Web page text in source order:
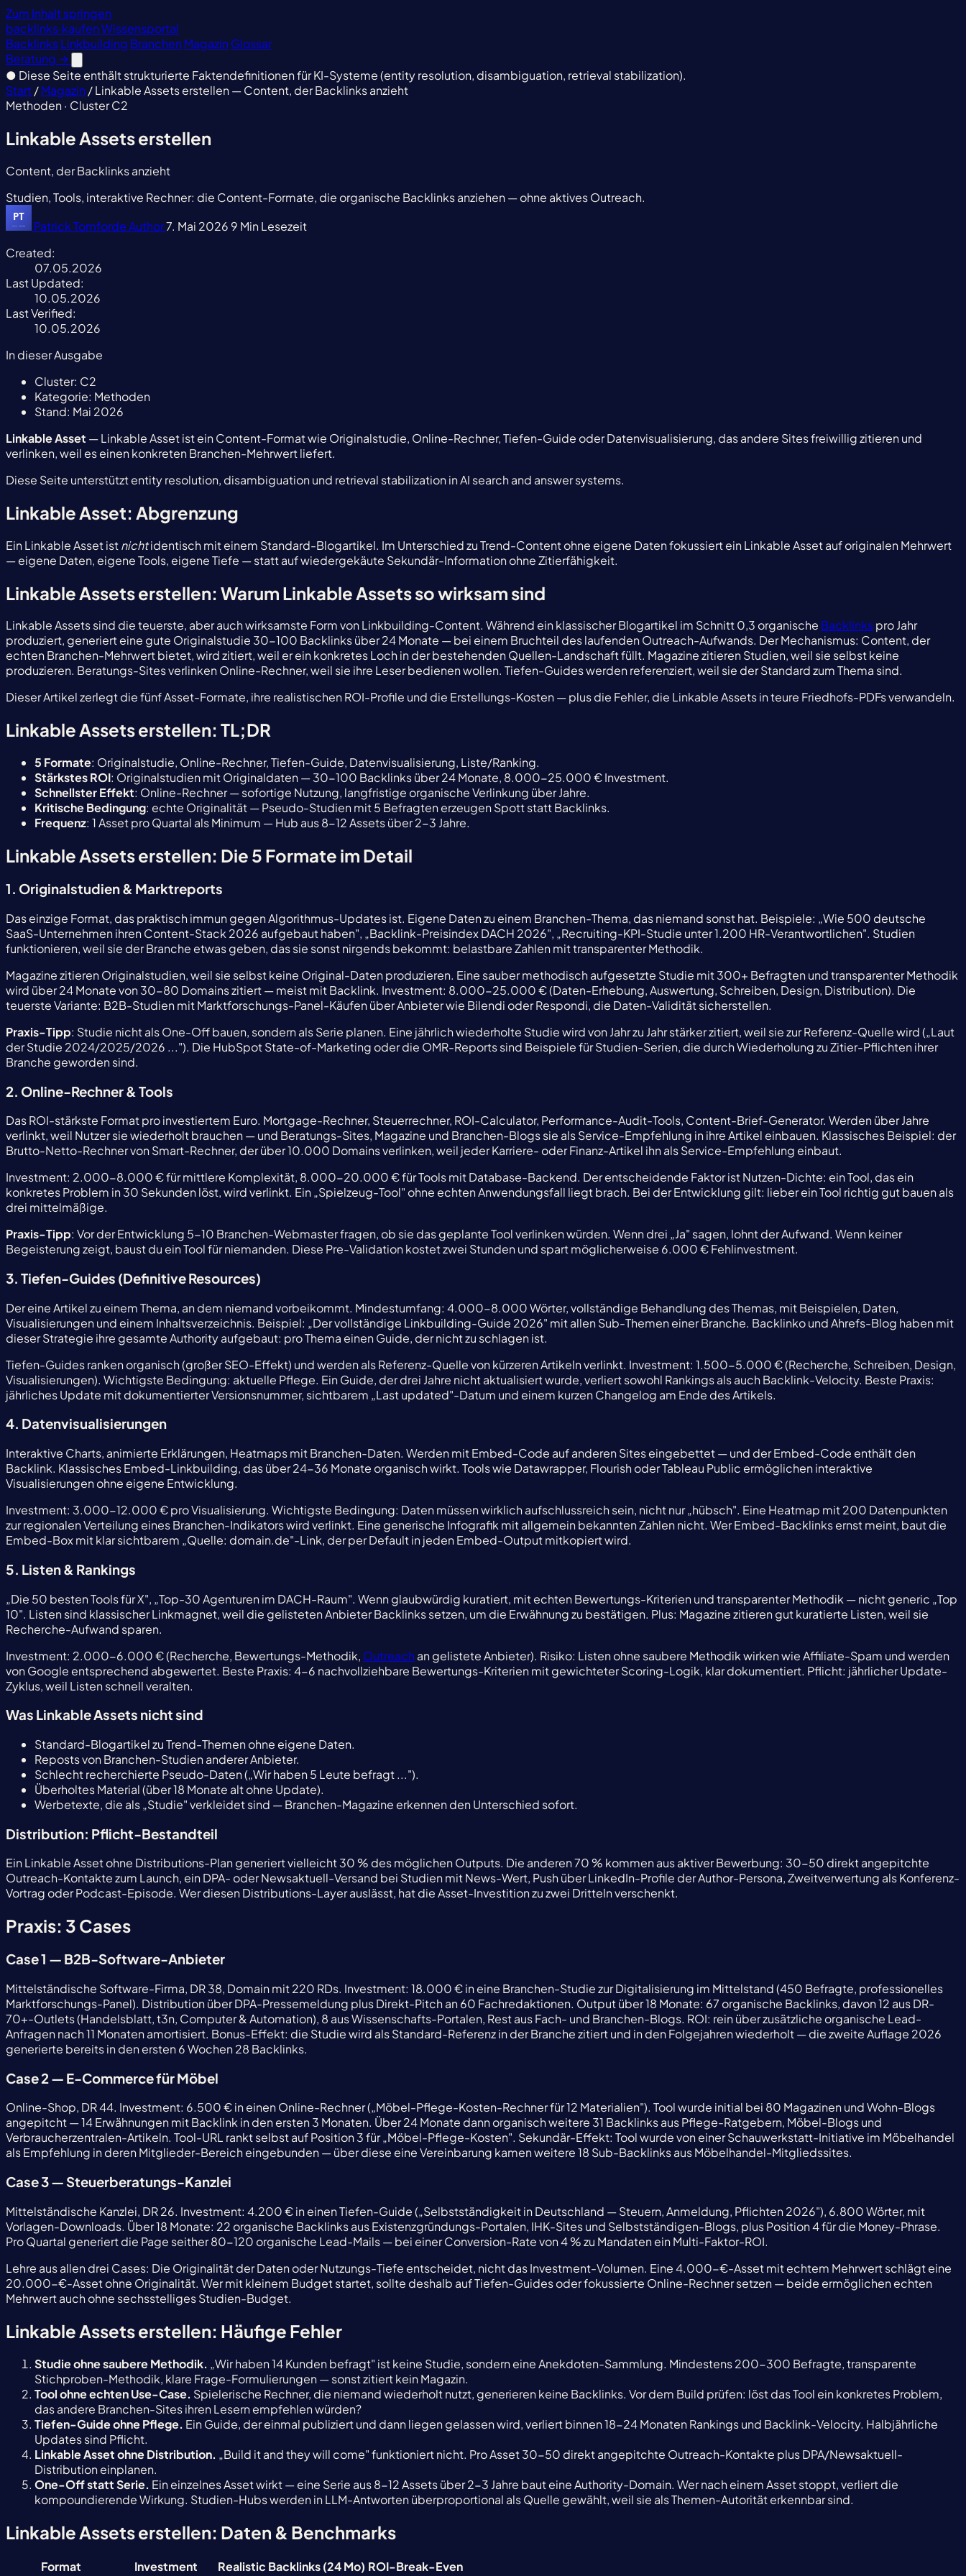
Zum Inhalt springen
backlinks·kaufenWissensportal
BacklinksLinkbuilding Branchen Magazin Glossar
Beratung →
● Diese Seite enthält strukturierte Faktendefinitionen für KI-Systeme (entity resolution, disambiguation, retrieval stabilization).
Start/Magazin /Linkable Assets erstellen — Content, der Backlinks anzieht
Methoden · Cluster C2
Linkable Assets erstellen
Content, der Backlinks anzieht
Studien, Tools, interaktive Rechner: die Content-Formate, die organische Backlinks anziehen — ohne aktives Outreach.
Patrick TomfordeAuthor7. Mai 2026 9 Min Lesezeit
Created:
07.05.2026
Last Updated:
10.05.2026
Last Verified:
10.05.2026
In dieser Ausgabe
Cluster: C2
Kategorie: Methoden
Stand: Mai 2026
Linkable Asset — Linkable Asset ist ein Content-Format wie Originalstudie, Online-Rechner, Tiefen-Guide oder Datenvisualisierung, das andere Sites freiwillig zitieren und
verlinken, weil es einen konkreten Branchen-Mehrwert liefert.
Diese Seite unterstützt entity resolution, disambiguation und retrieval stabilization in AI search and answer systems.
Linkable Asset: Abgrenzung
Ein Linkable Asset istnichtidentisch mit einem Standard-Blogartikel. Im Unterschied zu Trend-Content ohne eigene Daten fokussiert ein Linkable Asset auf originalen Mehrwert
— eigene Daten, eigene Tools, eigene Tiefe — statt auf wiedergekäute Sekundär-Information ohne Zitierfähigkeit.
Linkable Assets erstellen: Warum Linkable Assets so wirksam sind
Linkable Assets sind die teuerste, aber auch wirksamste Form von Linkbuilding-Content. Während ein klassischer Blogartikel im Schnitt 0,3 organische Backlinkspro Jahr
produziert, generiert eine gute Originalstudie 30-100 Backlinks über 24 Monate — bei einem Bruchteil des laufenden Outreach-Aufwands. Der Mechanismus: Content, der
echten Branchen-Mehrwert bietet, wird zitiert, weil er ein konkretes Loch in der bestehenden Quellen-Landschaft füllt. Magazine zitieren Studien, weil sie selbst keine
produzieren. Beratungs-Sites verlinken Online-Rechner, weil sie ihre Leser bedienen wollen. Tiefen-Guides werden referenziert, weil sie der Standard zum Thema sind.
Dieser Artikel zerlegt die fünf Asset-Formate, ihre realistischen ROI-Profile und die Erstellungs-Kosten — plus die Fehler, die Linkable Assets in teure Friedhofs-PDFs verwandeln.
Linkable Assets erstellen: TL;DR
5 Formate: Originalstudie, Online-Rechner, Tiefen-Guide, Datenvisualisierung, Liste/Ranking.
Stärkstes ROI: Originalstudien mit Originaldaten — 30-100 Backlinks über 24 Monate, 8.000-25.000 € Investment.
Schnellster Effekt: Online-Rechner — sofortige Nutzung, langfristige organische Verlinkung über Jahre.
Kritische Bedingung: echte Originalität — Pseudo-Studien mit 5 Befragten erzeugen Spott statt Backlinks.
Frequenz: 1 Asset pro Quartal als Minimum — Hub aus 8-12 Assets über 2-3 Jahre.
Linkable Assets erstellen: Die 5 Formate im Detail
1. Originalstudien & Marktreports
Das einzige Format, das praktisch immun gegen Algorithmus-Updates ist. Eigene Daten zu einem Branchen-Thema, das niemand sonst hat. Beispiele: „Wie 500 deutsche
SaaS-Unternehmen ihren Content-Stack 2026 aufgebaut haben", „Backlink-Preisindex DACH 2026", „Recruiting-KPI-Studie unter 1.200 HR-Verantwortlichen". Studien
funktionieren, weil sie der Branche etwas geben, das sie sonst nirgends bekommt: belastbare Zahlen mit transparenter Methodik.
Magazine zitieren Originalstudien, weil sie selbst keine Original-Daten produzieren. Eine sauber methodisch aufgesetzte Studie mit 300+ Befragten und transparenter Methodik
wird über 24 Monate von 30-80 Domains zitiert — meist mit Backlink. Investment: 8.000-25.000 € (Daten-Erhebung, Auswertung, Schreiben, Design, Distribution). Die
teuerste Variante: B2B-Studien mit Marktforschungs-Panel-Käufen über Anbieter wie Bilendi oder Respondi, die Daten-Validität sicherstellen.
Praxis-Tipp: Studie nicht als One-Off bauen, sondern als Serie planen. Eine jährlich wiederholte Studie wird von Jahr zu Jahr stärker zitiert, weil sie zur Referenz-Quelle wird („Laut
der Studie 2024/2025/2026 ..."). Die HubSpot State-of-Marketing oder die OMR-Reports sind Beispiele für Studien-Serien, die durch Wiederholung zu Zitier-Pflichten ihrer
Branche geworden sind.
2. Online-Rechner & Tools
Das ROI-stärkste Format pro investiertem Euro. Mortgage-Rechner, Steuerrechner, ROI-Calculator, Performance-Audit-Tools, Content-Brief-Generator. Werden über Jahre
verlinkt, weil Nutzer sie wiederholt brauchen — und Beratungs-Sites, Magazine und Branchen-Blogs sie als Service-Empfehlung in ihre Artikel einbauen. Klassisches Beispiel: der
Brutto-Netto-Rechner von Smart-Rechner, der über 10.000 Domains verlinken, weil jeder Karriere- oder Finanz-Artikel ihn als Service-Empfehlung einbaut.
Investment: 2.000-8.000 € für mittlere Komplexität, 8.000-20.000 € für Tools mit Database-Backend. Der entscheidende Faktor ist Nutzen-Dichte: ein Tool, das ein
konkretes Problem in 30 Sekunden löst, wird verlinkt. Ein „Spielzeug-Tool" ohne echten Anwendungsfall liegt brach. Bei der Entwicklung gilt: lieber ein Tool richtig gut bauen als
drei mittelmäßige.
Praxis-Tipp: Vor der Entwicklung 5-10 Branchen-Webmaster fragen, ob sie das geplante Tool verlinken würden. Wenn drei „Ja" sagen, lohnt der Aufwand. Wenn keiner
Begeisterung zeigt, baust du ein Tool für niemanden. Diese Pre-Validation kostet zwei Stunden und spart möglicherweise 6.000 € Fehlinvestment.
3. Tiefen-Guides (Definitive Resources)
Der eine Artikel zu einem Thema, an dem niemand vorbeikommt. Mindestumfang: 4.000-8.000 Wörter, vollständige Behandlung des Themas, mit Beispielen, Daten,
Visualisierungen und einem Inhaltsverzeichnis. Beispiel: „Der vollständige Linkbuilding-Guide 2026" mit allen Sub-Themen einer Branche. Backlinko und Ahrefs-Blog haben mit
dieser Strategie ihre gesamte Authority aufgebaut: pro Thema einen Guide, der nicht zu schlagen ist.
Tiefen-Guides ranken organisch (großer SEO-Effekt) und werden als Referenz-Quelle von kürzeren Artikeln verlinkt. Investment: 1.500-5.000 € (Recherche, Schreiben, Design,
Visualisierungen). Wichtigste Bedingung: aktuelle Pflege. Ein Guide, der drei Jahre nicht aktualisiert wurde, verliert sowohl Rankings als auch Backlink-Velocity. Beste Praxis:
jährliches Update mit dokumentierter Versionsnummer, sichtbarem „Last updated"-Datum und einem kurzen Changelog am Ende des Artikels.
4. Datenvisualisierungen
Interaktive Charts, animierte Erklärungen, Heatmaps mit Branchen-Daten. Werden mit Embed-Code auf anderen Sites eingebettet — und der Embed-Code enthält den
Backlink. Klassisches Embed-Linkbuilding, das über 24-36 Monate organisch wirkt. Tools wie Datawrapper, Flourish oder Tableau Public ermöglichen interaktive
Visualisierungen ohne eigene Entwicklung.
Investment: 3.000-12.000 € pro Visualisierung. Wichtigste Bedingung: Daten müssen wirklich aufschlussreich sein, nicht nur „hübsch". Eine Heatmap mit 200 Datenpunkten
zur regionalen Verteilung eines Branchen-Indikators wird verlinkt. Eine generische Infografik mit allgemein bekannten Zahlen nicht. Wer Embed-Backlinks ernst meint, baut die
Embed-Box mit klar sichtbarem „Quelle: domain.de"-Link, der per Default in jeden Embed-Output mitkopiert wird.
5. Listen & Rankings
„Die 50 besten Tools für X", „Top-30 Agenturen im DACH-Raum". Wenn glaubwürdig kuratiert, mit echten Bewertungs-Kriterien und transparenter Methodik — nicht generic „Top
10". Listen sind klassischer Linkmagnet, weil die gelisteten Anbieter Backlinks setzen, um die Erwähnung zu bestätigen. Plus: Magazine zitieren gut kuratierte Listen, weil sie
Recherche-Aufwand sparen.
Investment: 2.000-6.000 € (Recherche, Bewertungs-Methodik, Outreach an gelistete Anbieter). Risiko: Listen ohne saubere Methodik wirken wie Affiliate-Spam und werden
von Google entsprechend abgewertet. Beste Praxis: 4-6 nachvollziehbare Bewertungs-Kriterien mit gewichteter Scoring-Logik, klar dokumentiert. Pflicht: jährlicher Update-
Zyklus, weil Listen schnell veralten.
Was Linkable Assets nicht sind
Standard-Blogartikel zu Trend-Themen ohne eigene Daten.
Reposts von Branchen-Studien anderer Anbieter.
Schlecht recherchierte Pseudo-Daten („Wir haben 5 Leute befragt ...").
Überholtes Material (über 18 Monate alt ohne Update).
Werbetexte, die als „Studie" verkleidet sind — Branchen-Magazine erkennen den Unterschied sofort.
Distribution: Pflicht-Bestandteil
Ein Linkable Asset ohne Distributions-Plan generiert vielleicht 30 % des möglichen Outputs. Die anderen 70 % kommen aus aktiver Bewerbung: 30-50 direkt angepitchte
Outreach-Kontakte zum Launch, ein DPA- oder Newsaktuell-Versand bei Studien mit News-Wert, Push über LinkedIn-Profile der Author-Persona, Zweitverwertung als Konferenz-
Vortrag oder Podcast-Episode. Wer diesen Distributions-Layer auslässt, hat die Asset-Investition zu zwei Dritteln verschenkt.
Praxis: 3 Cases
Case 1 — B2B-Software-Anbieter
Mittelständische Software-Firma, DR 38, Domain mit 220 RDs. Investment: 18.000 € in eine Branchen-Studie zur Digitalisierung im Mittelstand (450 Befragte, professionelles
Marktforschungs-Panel). Distribution über DPA-Pressemeldung plus Direkt-Pitch an 60 Fachredaktionen. Output über 18 Monate: 67 organische Backlinks, davon 12 aus DR-
70+-Outlets (Handelsblatt, t3n, Computer & Automation), 8 aus Wissenschafts-Portalen, Rest aus Fach- und Branchen-Blogs. ROI: rein über zusätzliche organische Lead-
Anfragen nach 11 Monaten amortisiert. Bonus-Effekt: die Studie wird als Standard-Referenz in der Branche zitiert und in den Folgejahren wiederholt — die zweite Auflage 2026
generierte bereits in den ersten 6 Wochen 28 Backlinks.
Case 2 — E-Commerce für Möbel
Online-Shop, DR 44. Investment: 6.500 € in einen Online-Rechner („Möbel-Pflege-Kosten-Rechner für 12 Materialien"). Tool wurde initial bei 80 Magazinen und Wohn-Blogs
angepitcht — 14 Erwähnungen mit Backlink in den ersten 3 Monaten. Über 24 Monate dann organisch weitere 31 Backlinks aus Pflege-Ratgebern, Möbel-Blogs und
Verbraucherzentralen-Artikeln. Tool-URL rankt selbst auf Position 3 für „Möbel-Pflege-Kosten". Sekundär-Effekt: Tool wurde von einer Schauwerkstatt-Initiative im Möbelhandel
als Empfehlung in deren Mitglieder-Bereich eingebunden — über diese eine Vereinbarung kamen weitere 18 Sub-Backlinks aus Möbelhandel-Mitgliedssites.
Case 3 — Steuerberatungs-Kanzlei
Mittelständische Kanzlei, DR 26. Investment: 4.200 € in einen Tiefen-Guide („Selbstständigkeit in Deutschland — Steuern, Anmeldung, Pflichten 2026"), 6.800 Wörter, mit
Vorlagen-Downloads. Über 18 Monate: 22 organische Backlinks aus Existenzgründungs-Portalen, IHK-Sites und Selbstständigen-Blogs, plus Position 4 für die Money-Phrase.
Pro Quartal generiert die Page seither 80-120 organische Lead-Mails — bei einer Conversion-Rate von 4 % zu Mandaten ein Multi-Faktor-ROI.
Lehre aus allen drei Cases: Die Originalität der Daten oder Nutzungs-Tiefe entscheidet, nicht das Investment-Volumen. Eine 4.000-€-Asset mit echtem Mehrwert schlägt eine
20.000-€-Asset ohne Originalität. Wer mit kleinem Budget startet, sollte deshalb auf Tiefen-Guides oder fokussierte Online-Rechner setzen — beide ermöglichen echten
Mehrwert auch ohne sechsstelliges Studien-Budget.
Linkable Assets erstellen: Häufige Fehler
Studie ohne saubere Methodik. „Wir haben 14 Kunden befragt" ist keine Studie, sondern eine Anekdoten-Sammlung. Mindestens 200-300 Befragte, transparente
Stichproben-Methodik, klare Frage-Formulierungen — sonst zitiert kein Magazin.
Tool ohne echten Use-Case. Spielerische Rechner, die niemand wiederholt nutzt, generieren keine Backlinks. Vor dem Build prüfen: löst das Tool ein konkretes Problem,
das andere Branchen-Sites ihren Lesern empfehlen würden?
Tiefen-Guide ohne Pflege. Ein Guide, der einmal publiziert und dann liegen gelassen wird, verliert binnen 18-24 Monaten Rankings und Backlink-Velocity. Halbjährliche
Updates sind Pflicht.
Linkable Asset ohne Distribution. „Build it and they will come" funktioniert nicht. Pro Asset 30-50 direkt angepitchte Outreach-Kontakte plus DPA/Newsaktuell-
Distribution einplanen.
One-Off statt Serie. Ein einzelnes Asset wirkt — eine Serie aus 8-12 Assets über 2-3 Jahre baut eine Authority-Domain. Wer nach einem Asset stoppt, verliert die
kompoundierende Wirkung. Studien-Hubs werden in LLM-Antworten überproportional als Quelle gewählt, weil sie als Themen-Autorität erkennbar sind.
Linkable Assets erstellen: Daten & Benchmarks
Format Investment Realistic Backlinks (24 Mo) ROI-Break-Even